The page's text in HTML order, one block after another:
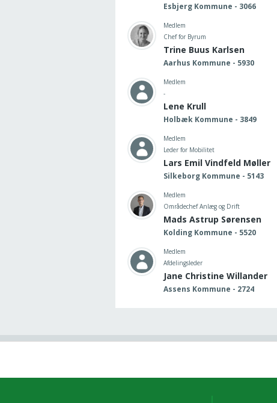
Esbjerg Kommune - 3066
Medlem
Chef for Byrum
Trine Buus Karlsen
Aarhus Kommune - 5930
Medlem
-
Lene Krull
Holbæk Kommune - 3849
Medlem
Leder for Mobilitet
Lars Emil Vindfeld Møller
Silkeborg Kommune - 5143
Medlem
Områdechef Anlæg og Drift
Mads Astrup Sørensen
Kolding Kommune - 5520
Medlem
Afdelingsleder
Jane Christine Willander
Assens Kommune - 2724